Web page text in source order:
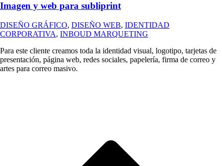
Imagen y web para subliprint
DISEÑO GRÁFICO, DISEÑO WEB, IDENTIDAD
CORPORATIVA, INBOUD MARQUETING
Para este cliente creamos toda la identidad visual, logotipo, tarjetas de
presentación, página web, redes sociales, papelería, firma de correo y
artes para correo masivo.